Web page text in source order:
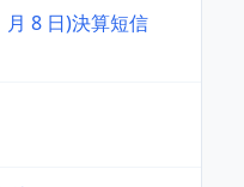
8 日)決算短信